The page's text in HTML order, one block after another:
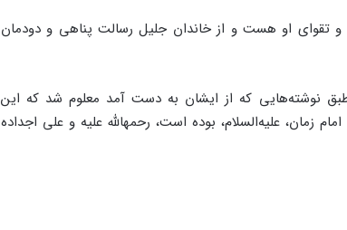
تقواى او هست و از خاندان جلیل رسالت پناهى و دودمان
نوشته‌‌هایى که از ایشان به دست آمد معلوم شد که این
علیه‌‌السلام، بوده است، رحمهاللَّه علیه و على اجداده